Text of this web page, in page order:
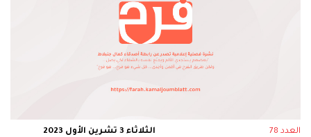
العدد 78 الثلاثاء 3 تشرين الأول 2023